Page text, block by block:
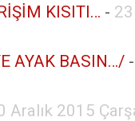
KISITI… -
AYAK BASIN…/
Aralık 2015